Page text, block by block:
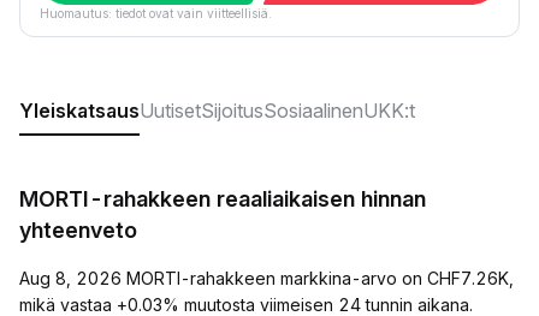
Huomautus: tiedot ovat vain viitteellisiä.
YleiskatsausUutisetSijoitusSosiaalinenUKK:t
MORTI-rahakkeen reaaliaikaisen hinnan
yhteenveto
Aug 8, 2026 MORTI-rahakkeen markkina-arvo on CHF7.26K,
mikä vastaa +0.03% muutosta viimeisen 24 tunnin aikana.